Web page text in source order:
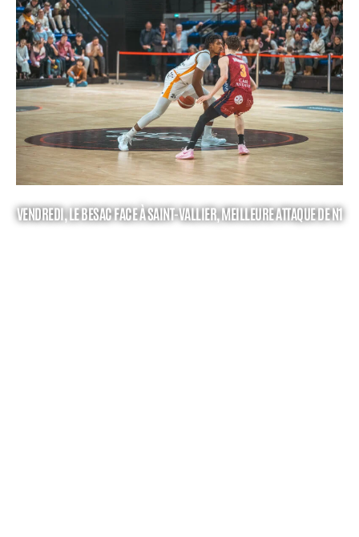
VENDREDI, LE BESAC FACE À SAINT-VALLIER, MEILLEURE ATTAQUE DE N1